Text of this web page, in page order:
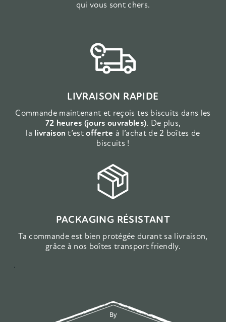
qui vous sont chers.
LIVRAISON RAPIDE
Commande maintenant et reçois tes biscuits dans les
72 heures (jours ouvrables). De plus,
la livraison t’estofferte à l’achat de 2 boîtes de
biscuits !
PACKAGING RÉSISTANT
Ta commande est bien protégée durant sa livraison,
grâce à nos boîtes transport friendly.
.